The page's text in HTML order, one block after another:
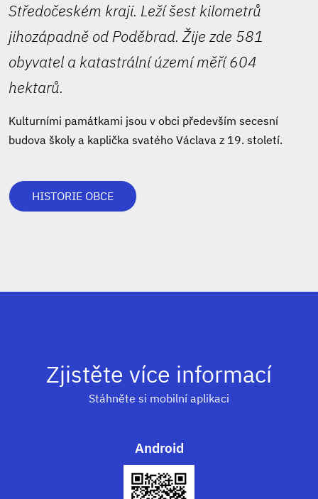
Středočeském kraji. Leží šest kilometrů
jihozápadně od Poděbrad. Žije zde 581
obyvatel a katastrální území měří 604
hektarů.
Kulturními památkami jsou v obci především secesní
budova školy a kaplička svatého Václava z 19. století.
HISTORIE OBCE
Zjistěte více informací
Stáhněte si mobilní aplikaci
Android